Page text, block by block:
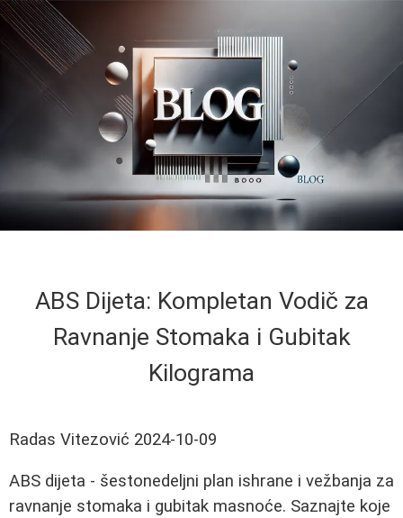
ABS Dijeta: Kompletan Vodič za
Ravnanje Stomaka i Gubitak
Kilograma
Radas Vitezović 2024-10-09
ABS dijeta - šestonedeljni plan ishrane i vežbanja za
ravnanje stomaka i gubitak masnoće. Saznajte koje